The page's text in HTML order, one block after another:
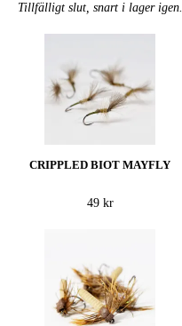
Tillfälligt slut, snart i lager igen.
CRIPPLED BIOT MAYFLY
49 kr